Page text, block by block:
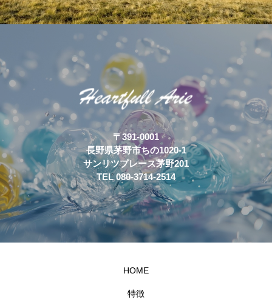
〒391-0001
長野県茅野市ちの1020-1
サンリツプレース茅野201
TEL 080-3714-2514
HOME
特徴